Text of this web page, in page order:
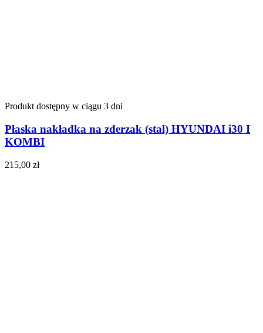
Produkt dostępny w ciągu 3 dni
Płaska nakładka na zderzak (stal) HYUNDAI i30 I
KOMBI
215,00 zł